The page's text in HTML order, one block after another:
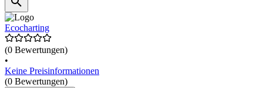
Ecocharting
(0 Bewertungen)
•
Keine Preisinformationen
(0 Bewertungen)